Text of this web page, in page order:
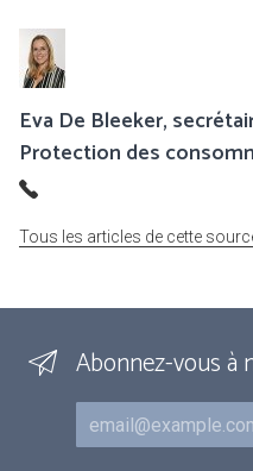
Eva De Bleeker,
Protection des
Tous les articles de cette
Abonnez-vous à
Courriel